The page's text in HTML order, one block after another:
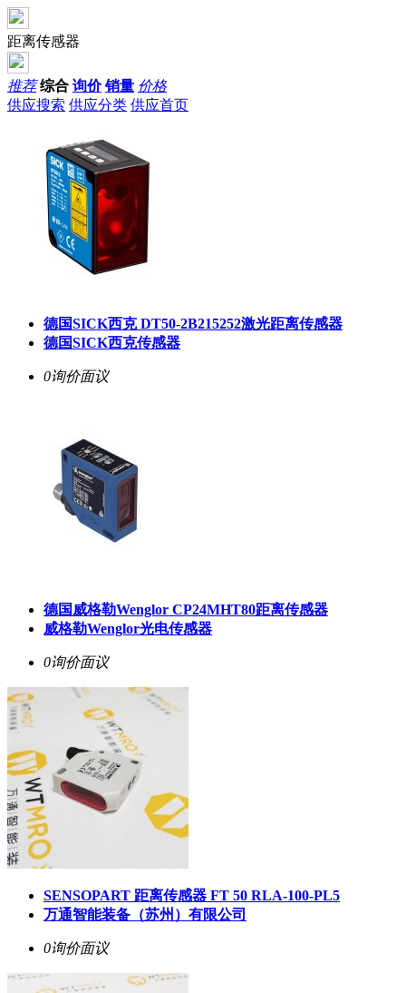
距离传感器
推荐 综合 询价 销量 价格
供应搜索 供应分类 供应首页
德国SICK西克 DT50-2B215252激光距离传感器
德国SICK西克传感器
0询价面议
德国威格勒Wenglor CP24MHT80距离传感器
威格勒Wenglor光电传感器
0询价面议
SENSOPART 距离传感器 FT 50 RLA-100-PL5
万通智能装备（苏州）有限公司
0询价面议